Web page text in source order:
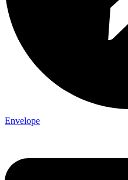
Envelope